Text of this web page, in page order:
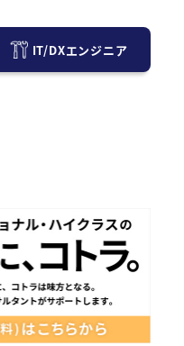
IT/DXエンジニア